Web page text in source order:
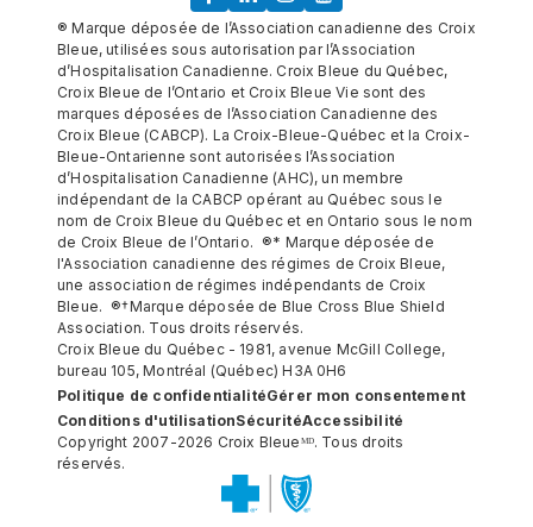
® Marque déposée de l’Association canadienne des Croix
Bleue, utilisées sous autorisation par l’Association
d’Hospitalisation Canadienne. Croix Bleue du Québec,
Croix Bleue de l’Ontario et Croix Bleue Vie sont des
marques déposées de l’Association Canadienne des
Croix Bleue (CABCP). La Croix-Bleue-Québec et la Croix-
Bleue-Ontarienne sont autorisées l’Association
d’Hospitalisation Canadienne (AHC), un membre
indépendant de la CABCP opérant au Québec sous le
nom de Croix Bleue du Québec et en Ontario sous le nom
de Croix Bleue de l’Ontario. ®* Marque déposée de
l'Association canadienne des régimes de Croix Bleue,
une association de régimes indépendants de Croix
Bleue. ®†Marque déposée de Blue Cross Blue Shield
Association. Tous droits réservés.
Croix Bleue du Québec - 1981, avenue McGill College,
bureau 105, Montréal (Québec) H3A 0H6
Politique de confidentialitéGérer mon consentement
Conditions d'utilisationSécuritéAccessibilité
Copyright 2007-2026 Croix Bleueᴹᴰ. Tous droits
réservés.